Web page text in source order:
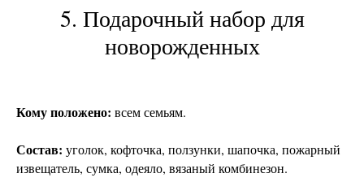
5. Подарочный набор для
новорожденных
Кому положено: всем семьям.
Состав: уголок, кофточка, ползунки, шапочка, пожарный
извещатель, сумка, одеяло, вязаный комбинезон.